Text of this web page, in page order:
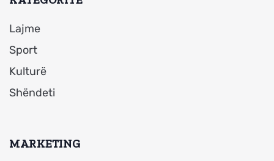
Lajme
Sport
Kulturë
Shëndeti
MARKETING